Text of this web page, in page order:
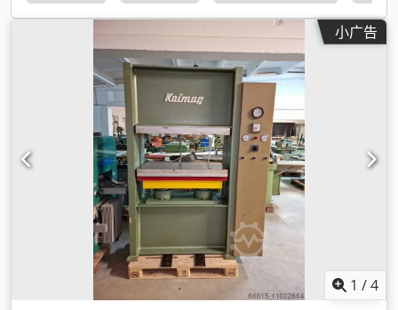
小广告
1 /4